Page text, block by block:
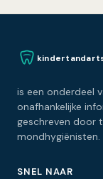
is een onderdeel
onafhankelijke
geschreven door
mondhygiënisten.
SNEL NAAR